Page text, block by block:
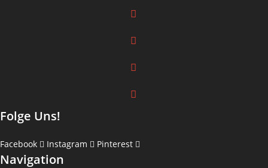
Folge Uns!
Facebook Instagram Pinterest
Navigation